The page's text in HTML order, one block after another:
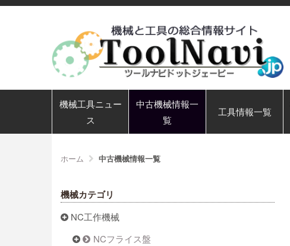
機械工具ニュー
ス
中古機械情報一
覧
工具情報一覧
ホーム 中古機械情報一覧
機械カテゴリ
NC工作機械
NCフライス盤